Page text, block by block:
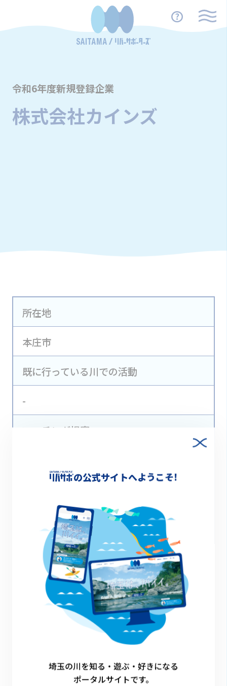
令和6年度新規登録企業
株式会社カインズ
所在地
本庄市
既に行っている川での活動
-
マッチング提案
一覧に戻る
の公式サイトへようこそ!
埼玉の川を知る・遊ぶ・好きになる
ポータルサイトです。